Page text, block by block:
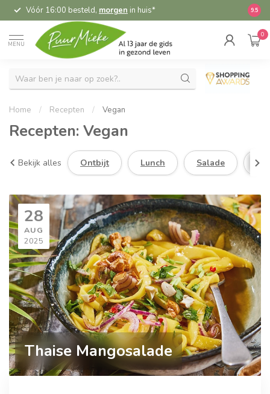
Vóór 16:00 besteld, morgen in huis* 9.5
MENU
0
Home / Recepten / Vegan
Recepten: Vegan
Bekijk alles Ontbijt Lunch Salade
28
AUG
2025
Thaise Mangosalade